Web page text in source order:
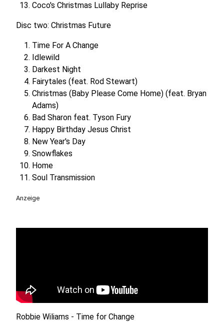
Coco's Christmas Lullaby Reprise
Disc two: Christmas Future
Time For A Change
Idlewild
Darkest Night
Fairytales (feat. Rod Stewart)
Christmas (Baby Please Come Home) (feat. Bryan
Adams)
Bad Sharon feat. Tyson Fury
Happy Birthday Jesus Christ
New Year's Day
Snowflakes
Home
Soul Transmission
Anzeige
Robbie Wiliams - Time for Change